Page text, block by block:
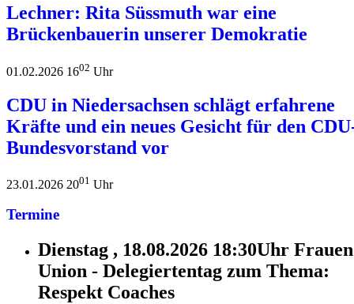
Lechner: Rita Süssmuth war eine
Brückenbauerin unserer Demokratie
01.02.2026 1602 Uhr
CDU in Niedersachsen schlägt erfahrene
Kräfte und ein neues Gesicht für den
Bundesvorstand vor
23.01.2026 2001 Uhr
Termine
Dienstag , 18.08.2026 18:30Uhr Frauen
Union - Delegiertentag zum Thema:
Respekt Coaches